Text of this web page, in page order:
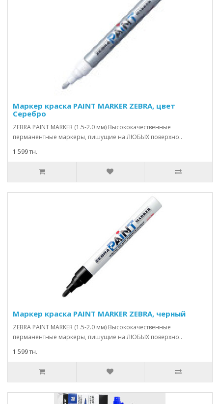
Маркер краска PAINT MARKER ZEBRA, цвет
Серебро
ZEBRA PAINT MARKER (1.5-2.0 мм) Высококачественные
перманентные маркеры, пишущие на ЛЮБЫХ поверхно..
1 599 тн.
Маркер краска PAINT MARKER ZEBRA, черный
ZEBRA PAINT MARKER (1.5-2.0 мм) Высококачественные
перманентные маркеры, пишущие на ЛЮБЫХ поверхно..
1 599 тн.